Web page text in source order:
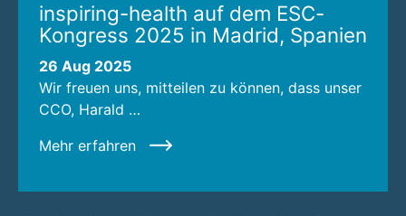
inspiring-health auf dem ESC-
Kongress 2025 in Madrid, Spanien
26 Aug 2025
Wir freuen uns, mitteilen zu können, dass unser
CCO, Harald …
Mehr erfahren